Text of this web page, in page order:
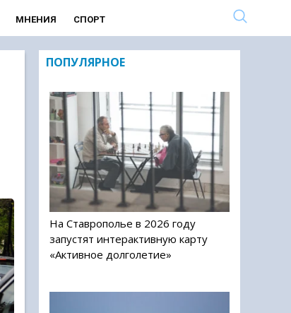
МНЕНИЯ СПОРТ
ПОПУЛЯРНОЕ
На Ставрополье в 2026 году
запустят интерактивную карту
«Активное долголетие»